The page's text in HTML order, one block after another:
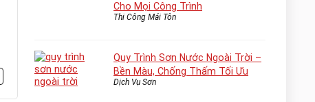
Cho Mọi Công Trình
Thi Công Mái Tôn
Quy Trình Sơn Nước Ngoài Trời –
Bền Màu, Chống Thấm Tối Ưu
Dịch Vụ Sơn